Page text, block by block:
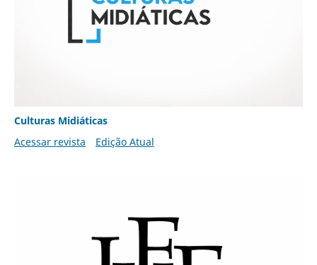
Culturas Midiáticas
Acessar revista
Edição Atual